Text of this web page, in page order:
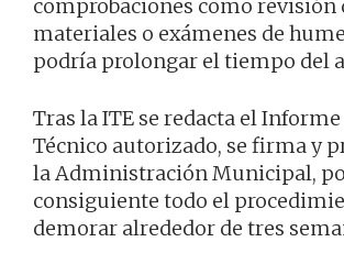
comprobaciones como revisión
materiales o exámenes de
podría prolongar el tiempo del
Tras la ITE se redacta el
Técnico autorizado, se firma y
la Administración Municipal,
consiguiente todo el
demorar alrededor de tres